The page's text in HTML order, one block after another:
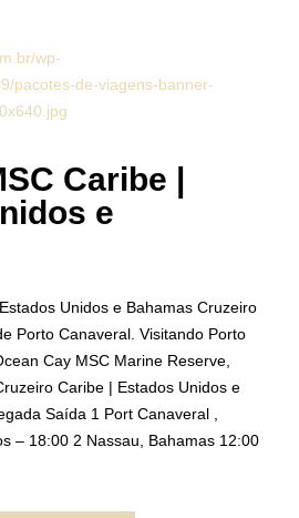
Caribe |
e
Unidos e Bahamas Cruzeiro
Porto Canaveral. Visitando Porto
Cay MSC Marine Reserve,
Caribe | Estados Unidos e
Saída 1 Port Canaveral ,
– 18:00 2 Nassau, Bahamas 12:00